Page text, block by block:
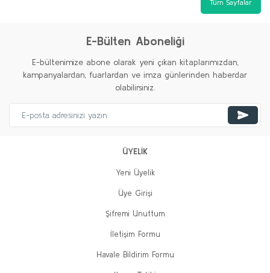
Tüm Sayfalar
E-Bülten Aboneliği
E-bültenimize abone olarak yeni çıkan kitaplarımızdan,
kampanyalardan, fuarlardan ve imza günlerinden haberdar
olabilirsiniz.
ÜYELİK
Yeni Üyelik
Üye Girişi
Şifremi Unuttum
İletişim Formu
Havale Bildirim Formu